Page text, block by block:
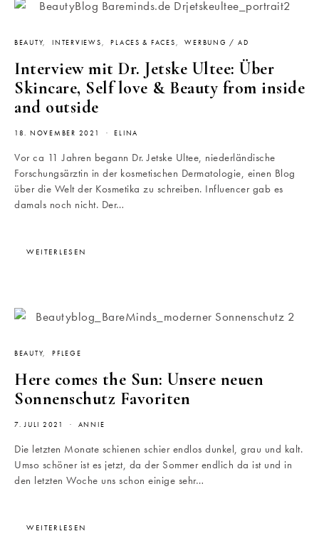
BEAUTY INTERVIEWS PLACES & FACES WERBUNG / AD
Interview mit Dr. Jetske Ultee: Über
Skincare, Self love & Beauty from inside
and outside
18. NOVEMBER 2021 ELINA
Vor ca 11 Jahren begann Dr. Jetske Ultee, niederländische
Forschungsärztin in der kosmetischen Dermatologie, einen Blog
über die Welt der Kosmetika zu schreiben. Influencer gab es
damals noch nicht. Der…
WEITERLESEN
BEAUTY PFLEGE
Here comes the Sun: Unsere neuen
Sonnenschutz Favoriten
7. JULI 2021 ANNIE
Die letzten Monate schienen schier endlos dunkel, grau und kalt.
Umso schöner ist es jetzt, da der Sommer endlich da ist und in
den letzten Woche uns schon einige sehr…
WEITERLESEN